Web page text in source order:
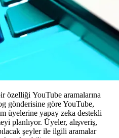
özelliği YouTube aramalarına
gönderisine göre YouTube,
üyelerine yapay zeka destekli
planlıyor. Üyeler, alışveriş,
şeyler ile ilgili aramalar